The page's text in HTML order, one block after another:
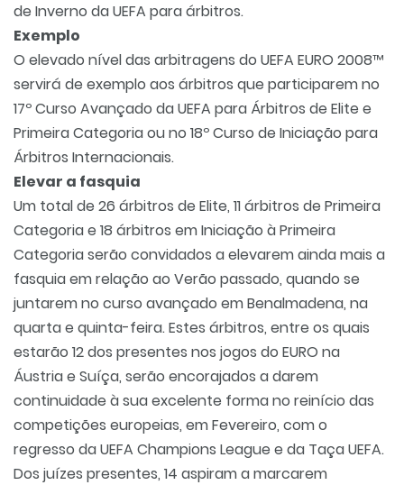
de Inverno da UEFA para árbitros.
Exemplo
O elevado nível das arbitragens do UEFA EURO 2008™
servirá de exemplo aos árbitros que participarem no
17º Curso Avançado da UEFA para Árbitros de Elite e
Primeira Categoria ou no 18º Curso de Iniciação para
Árbitros Internacionais.
Elevar a fasquia
Um total de 26 árbitros de Elite, 11 árbitros de Primeira
Categoria e 18 árbitros em Iniciação à Primeira
Categoria serão convidados a elevarem ainda mais a
fasquia em relação ao Verão passado, quando se
juntarem no curso avançado em Benalmadena, na
quarta e quinta-feira. Estes árbitros, entre os quais
estarão 12 dos presentes nos jogos do EURO na
Áustria e Suíça, serão encorajados a darem
continuidade à sua excelente forma no reinício das
competições europeias, em Fevereiro, com o
regresso da UEFA Champions League e da Taça UEFA.
Dos juízes presentes, 14 aspiram a marcarem